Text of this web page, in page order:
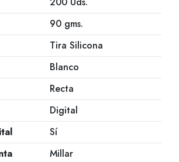
90 gms.
Tira Silicona
Blanco
Recta
Digital
Sí
Millar